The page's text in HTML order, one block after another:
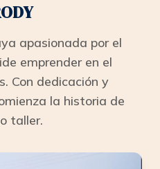
apasionada por el
emprender en el
Con dedicación y
la historia de
taller.